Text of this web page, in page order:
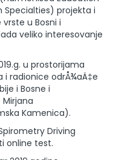
Specialties) projekta i
u Bosni i
veliko interesovanje
u prostorijama
i radionice odrÅ¾aÄ‡e
i Bosne i
Mirjana
Kamenica).
Driving
online test.